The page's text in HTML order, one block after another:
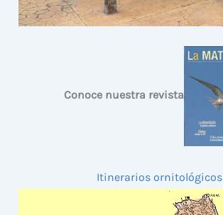
Conoce nuestra revista
Itinerarios ornitológicos